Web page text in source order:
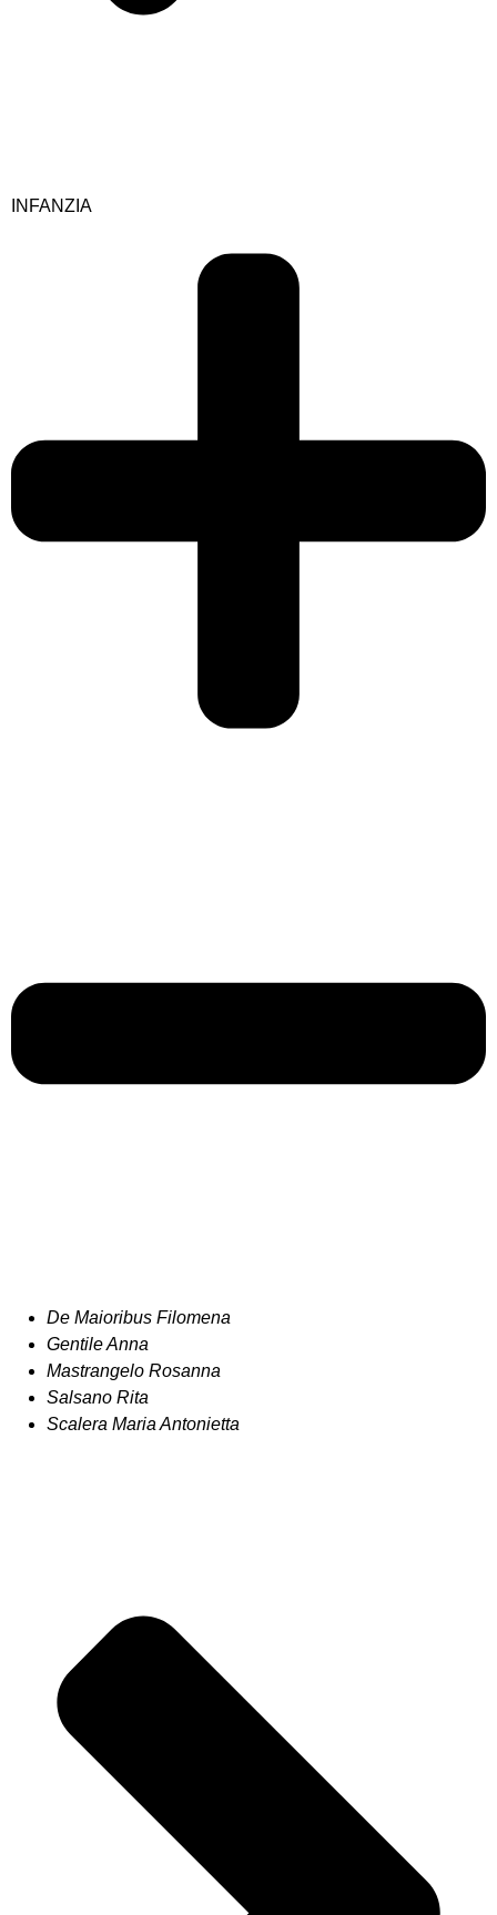
INFANZIA
De Maioribus Filomena
Gentile Anna
Mastrangelo Rosanna
Salsano Rita
Scalera Maria Antonietta